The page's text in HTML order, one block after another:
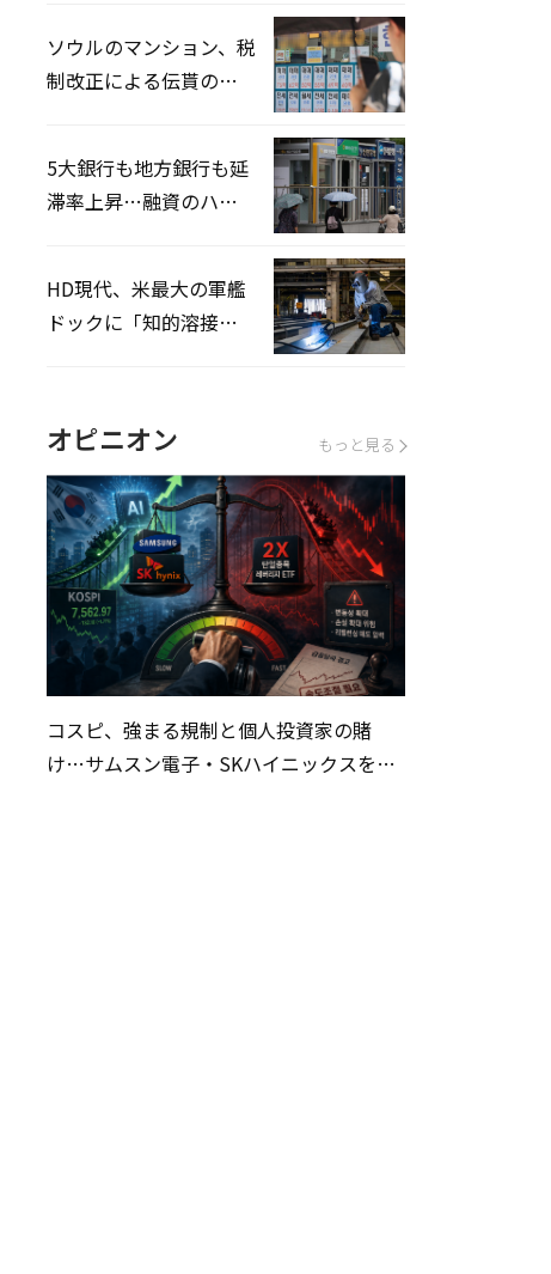
ソウルのマンション、税
制改正による伝貰の月
5大銀行も地方銀行も延
滞率上昇…融資のハー
HD現代、米最大の軍艦
ドックに「知的溶接」
オピニオン もっと見る
コスピ、強まる規制と個人投資家の賭
け…サムスン電子・SKハイニックスを巡